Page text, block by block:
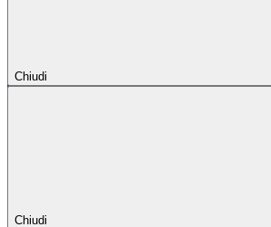
Chiudi
Chiudi